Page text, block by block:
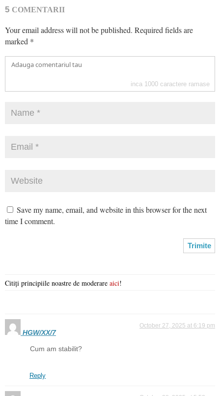
5 COMENTARII
Your email address will not be published. Required fields are
marked *
inca 1000 caractere ramase
Save my name, email, and website in this browser for the next
time I comment.
Citiți principiile noastre de moderare aici!
HGW/XX/7
October 27, 2025 at 6:19 pm
Cum am stabilit?
Reply